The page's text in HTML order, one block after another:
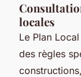
locales
Le Plan
des règles